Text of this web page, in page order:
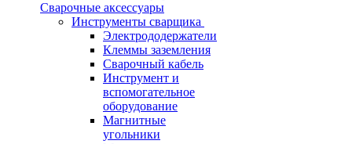
Сварочные аксессуары
Инструменты сварщика
Электрододержатели
Клеммы заземления
Сварочный кабель
Инструмент и
вспомогательное
оборудование
Магнитные
угольники